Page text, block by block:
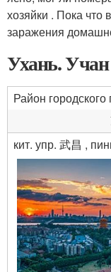
хозяйки . Пока что
заражения
Ухань.
Район
кит. упр. 武昌 ,